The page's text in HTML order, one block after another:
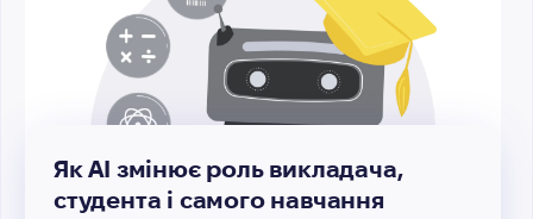
Як AI змінює роль викладача,
студента і самого навчання